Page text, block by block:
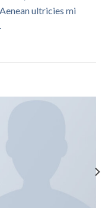
ultricies mi